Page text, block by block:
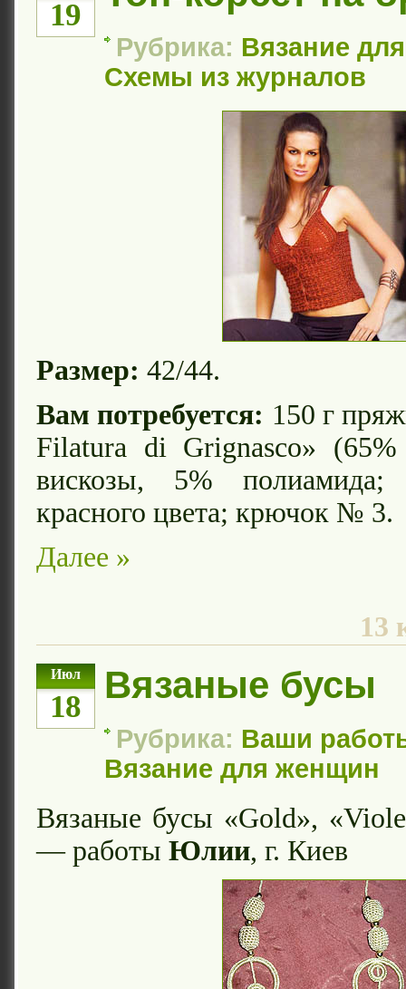
19
Рубрика: Вязание
Схемы из журналов
Размер: 42/44.
Вам потребуется: 150 г
Filatura di Grignasco»
вискозы, 5%
красного цвета; крючок № 3.
Далее »
13
Июл
18
Вязаные бусы
Рубрика: Ваши
Вязание для женщин
Вязаные бусы «Gold»,
— работы Юлии, г. Киев